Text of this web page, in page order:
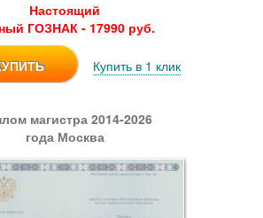
Настоящий
ГОЗНАК - 17990 руб.
Купить в 1 клик
магистра 2014-2026
года Москва